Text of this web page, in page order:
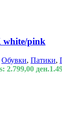
white/pink
Обувки, Патики,
2.799,00 ден.